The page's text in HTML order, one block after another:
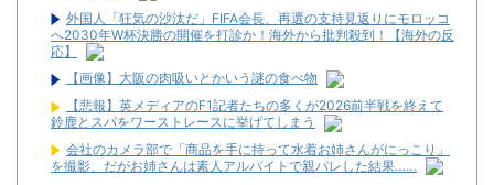
外国人「狂気の沙汰だ」FIFA会長、再選の支持見返りにモロッコ
へ2030年W杯決勝の開催を打診か！海外から批判殺到！【海外の反
応】
【画像】大阪の肉吸いとかいう謎の食べ物
【悲報】英メディアのF1記者たちの多くが2026前半戦を終えて
鈴鹿とスパをワーストレースに挙げてしまう
会社のカメラ部で「商品を手に持って水着お姉さんがにっこり」
を撮影、だがお姉さんは素人アルバイトで親バレした結果……